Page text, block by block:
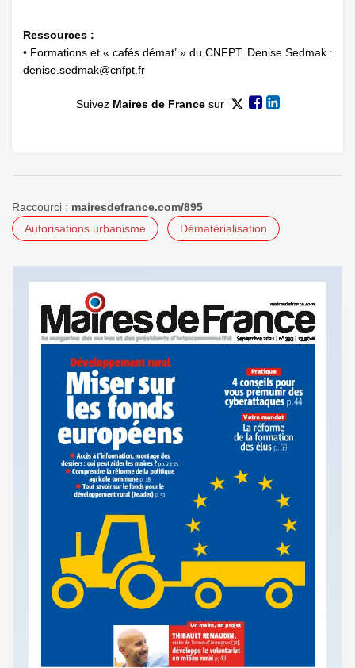
Ressources :
• Formations et « cafés démat’ » du CNFPT. Denise Sedmak :
denise.sedmak@cnfpt.fr
Suivez Maires de Francesur
Raccourci : mairesdefrance.com/895
Autorisations urbanisme
Dématérialisation